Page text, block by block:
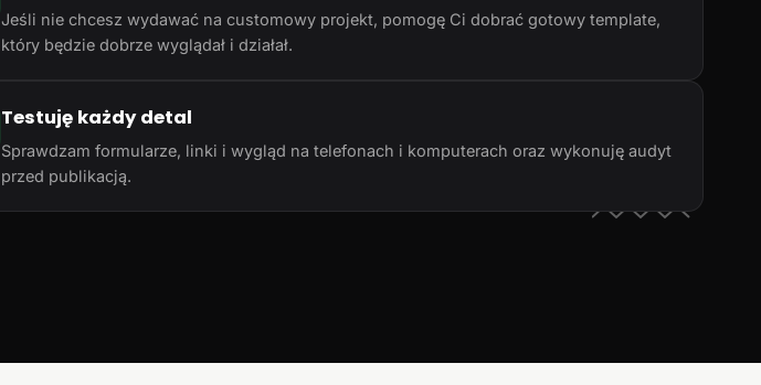
Jeśli nie chcesz wydawać na customowy projekt, pomogę Ci dobrać gotowy template,
który będzie dobrze wyglądał i działał.
Testuję każdy detal
Sprawdzam formularze, linki i wygląd na telefonach i komputerach oraz wykonuję audyt
przed publikacją.